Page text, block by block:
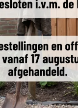
Product omschrijving